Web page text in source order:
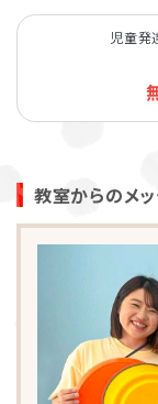
児童発
教室からのメ